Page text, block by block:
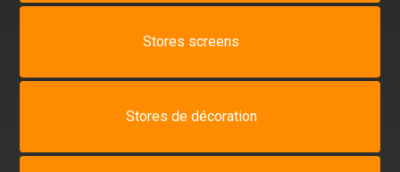
Stores screens
Stores de décoration